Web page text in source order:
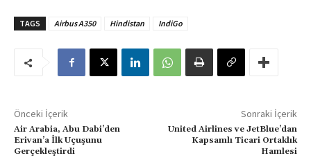
TAGS Airbus A350 Hindistan IndiGo
Önceki İçerik
Air Arabia, Abu Dabi’den
Erivan’a İlk Uçuşunu
Gerçekleştirdi
Sonraki İçerik
United Airlines ve JetBlue’dan
Kapsamlı Ticari Ortaklık
Hamlesi